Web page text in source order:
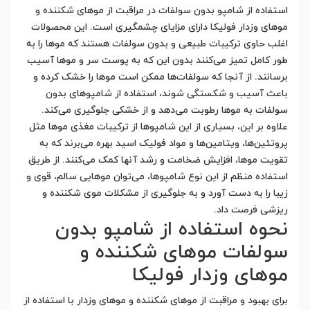
استفاده از شامپو بدون سولفات در مراقبت از موهای شکننده و
موهای وزدار فولیکا دارای مزایای چشمگیری است. این محصولات
اغلب حاوی ترکیبات طبیعی و بدون سولفات هستند که موها را به
طور کامل تمیز می‌کنند بدون این که به پوست سر و موها آسیب
برسانند. از آنجا که سولفات‌ها ممکن است موها را خشک کرده و
باعث آسیب و شکستگی شوند، استفاده از شامپوهای بدون
سولفات به موها رطوبت می‌دهد و از خشکی جلوگیری می‌کند.
علاوه بر این، بسیاری از این شامپوها از ترکیبات مغذی موها مثل
پروتئین‌ها، ویتامین‌ها و مواد فولیک اسید بهره می‌برند که به
تقویت موها، افزایش ضخامت و رشد آنها کمک می‌کنند. از طریق
استفاده منظم از این نوع شامپوها، می‌توان موهایی سالم، قوی و
زیبا را به دست آورد و به جلوگیری از مشکلات موی شکننده و
ریزشی فرصت داد.
نحوه استفاده از شامپو بدون
سولفات موهای شکننده و
موهای وزدار فولیکا
برای بهبود و مراقبت از موهای شکننده و موهای وزدار با استفاده از